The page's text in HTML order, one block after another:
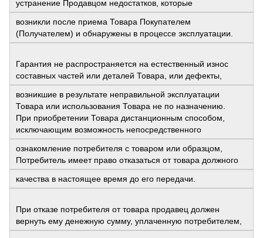
устранение Продавцом недостатков, которые
возникли после приема Товара Покупателем
(Получателем) и обнаружены в процессе эксплуатации.
Гарантия не распространяется на естественный износ
составных частей или деталей Товара, или дефекты,
возникшие в результате неправильной эксплуатации
Товара или использования Товара не по назначению.
При приобретении Товара дистанционным способом,
исключающим возможность непосредственного
ознакомление потребителя с товаром или образцом,
Потребитель имеет право отказаться от товара должного
качества в настоящее время до его передачи.
При отказе потребителя от товара продавец должен
вернуть ему денежную сумму, уплаченную потребителем,